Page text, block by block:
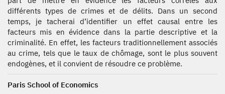
différents types de crimes et de délits. Dans un second
temps, je tacherai d’identifier un effet causal entre les
facteurs mis en évidence dans la partie descriptive et la
criminalité. En effet, les facteurs traditionnellement associés
au crime, tels que le taux de chômage, sont le plus souvent
endogènes, et il convient de résoudre ce problème.
Paris School of Economics